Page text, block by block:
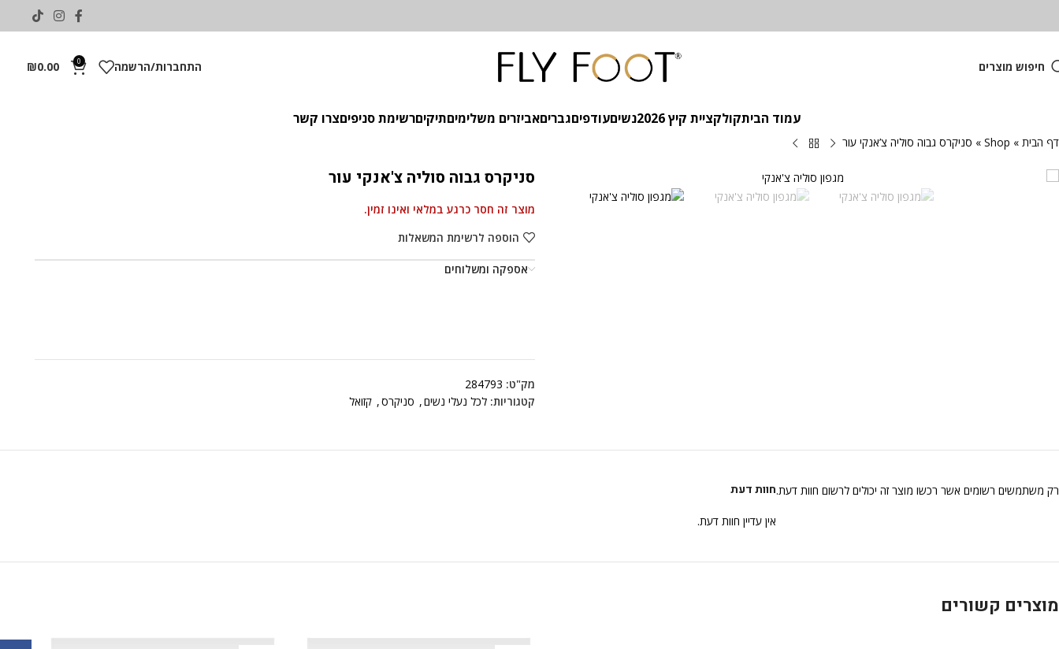
חיפוש מוצרים התחברות/הרשמה 0
₪0.00
עמוד הביתקולקציית קיץ 2026 נשיםעודפיםגבריםאביזרים משלימיםתיקיםרשימת סניפיםצרו קשר
דף הבית »
Shop
» סניקרס גבוה סוליה צ’אנקי עור
סניקרס גבוה סוליה צ'אנקי עור
מוצר זה חסר כרגע במלאי ואינו זמין.
הוספה לרשימת המשאלות
אספקה ומשלוחים
מק"ט: 284793
קטגוריות: לכל נעלי נשים, סניקרס, קזואל
חוות דעת
אין עדיין חוות דעת.
רק משתמשים רשומים אשר רכשו מוצר זה יכולים לרשום חוות דעת.
מוצרים קשורים